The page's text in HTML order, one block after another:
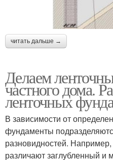
читать дальше →
Делаем
частного дома.
ленточных
В зависимости от
фундаменты
разновидностей. Например,
различают заглубленный и